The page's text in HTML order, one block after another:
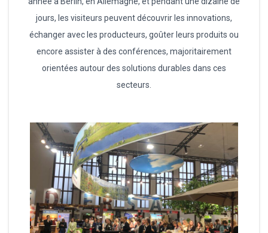
jours, les visiteurs peuvent découvrir les innovations,
échanger avec les producteurs, goûter leurs produits ou
encore assister à des conférences, majoritairement
orientées autour des solutions durables dans ces
secteurs.